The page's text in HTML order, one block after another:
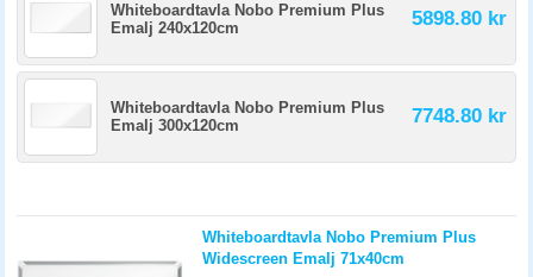
Whiteboardtavla Nobo Premium Plus
Emalj 240x120cm
5898.80 kr
Whiteboardtavla Nobo Premium Plus
Emalj 300x120cm
7748.80 kr
Whiteboardtavla Nobo Premium Plus
Widescreen Emalj 71x40cm